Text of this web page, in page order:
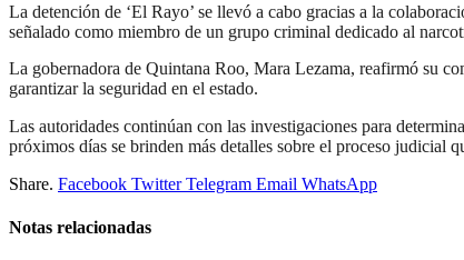
La detención de ‘El Rayo’ se llevó a cabo gracias a la
señalado como miembro de un grupo criminal dedicado al
La gobernadora de Quintana Roo, Mara Lezama, reafirmó su
garantizar la seguridad en el estado.
Las autoridades continúan con las investigaciones para
próximos días se brinden más detalles sobre el proceso judicial
Share. Facebook Twitter Telegram Email WhatsApp
Notas relacionadas